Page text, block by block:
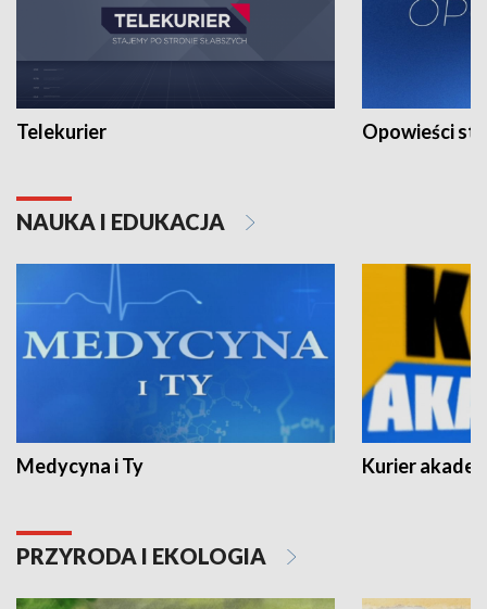
Telekurier Opowieści
NAUKA I EDUKACJA
Medycyna i Ty Kurier
PRZYRODA I EKOLOGIA